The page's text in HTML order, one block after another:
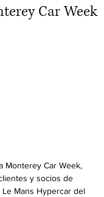
Car Week
Monterey Car Week,
y socios de
Mans Hypercar del